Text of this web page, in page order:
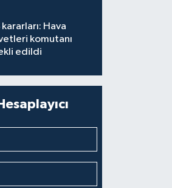
kararları: Hava
komutanı
edildi